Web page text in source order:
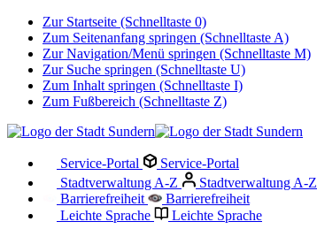
Zur Startseite (Schnelltaste 0)
Zum Seitenanfang springen (Schnelltaste A)
Zur Navigation/Menü springen (Schnelltaste M)
Zur Suche springen (Schnelltaste U)
Zum Inhalt springen (Schnelltaste I)
Zum Fußbereich (Schnelltaste Z)
Service-Portal
Service-Portal
Stadtverwaltung A-Z
Stadtverwaltung A-Z
Barrierefreiheit
Barrierefreiheit
Leichte Sprache
Leichte Sprache